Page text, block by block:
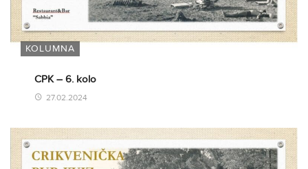
KOLUMNA
CPK – 6. kolo
27.02.2024